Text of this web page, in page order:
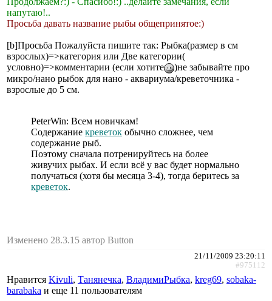
напутаю!..
Просьба давать название рыбы общепринятое:)
[b]Просьба Пожалуйста пишите так: Рыбка(размер в см
взрослых)=>категория или Две категории(
условно)=>комментарии (если хотите
)не забывайте про
микро/нано рыбок для нано - аквaриума/кревeточника -
взрослые до 5 см.
PeterWin: Всем новичкам!
Содержание креветок обычно сложнее, чем
содержание рыб.
Поэтому сначала потренируйтесь на более
живучих рыбах. И если всё у вас будет нормально
получаться (хотя бы месяца 3-4), тогда беритесь за
креветок.
Изменено 28.3.15 автор Button
21/11/2009 23:20:11
#975112
Нравится Kivuli, Танянечка, ВладимиРыбка, kreg69, sobaka-
barabaka и еще 11 пользователям